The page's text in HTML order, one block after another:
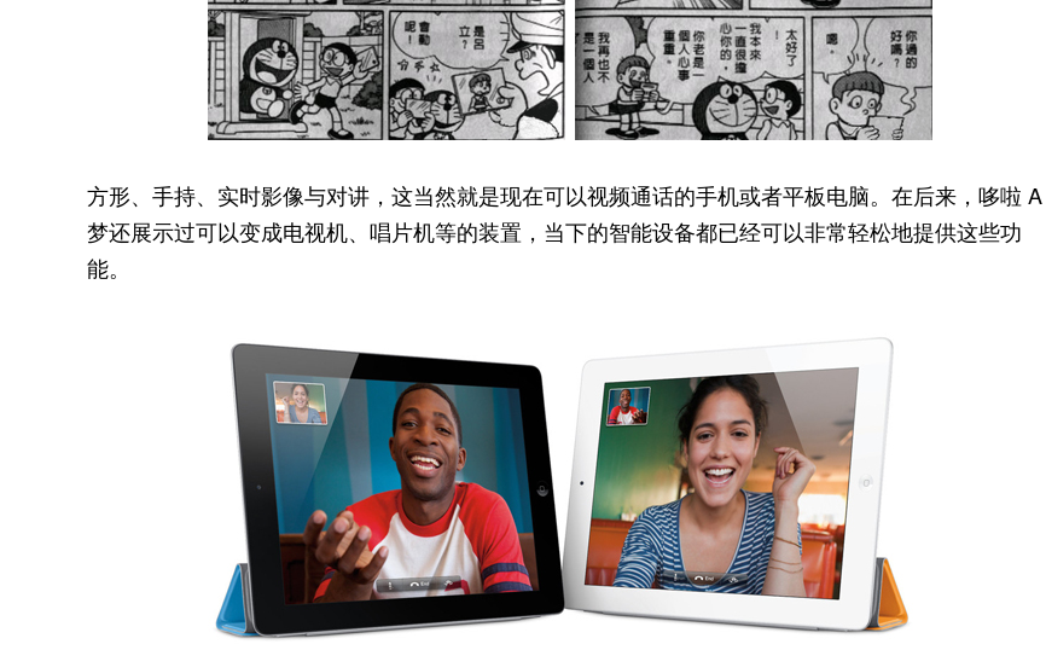
方形、手持、实时影像与对讲，这当然就是现在可以视频通话的手机或者平板电脑。在后来，哆啦 A
梦还展示过可以变成电视机、唱片机等的装置，当下的智能设备都已经可以非常轻松地提供这些功
能。